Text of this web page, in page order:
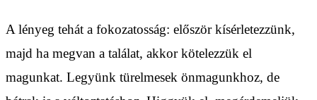
A lényeg tehát a fokozatosság: először kísérletezzünk,
majd ha megvan a találat, akkor kötelezzük el
magunkat. Legyünk türelmesek önmagunkhoz, de